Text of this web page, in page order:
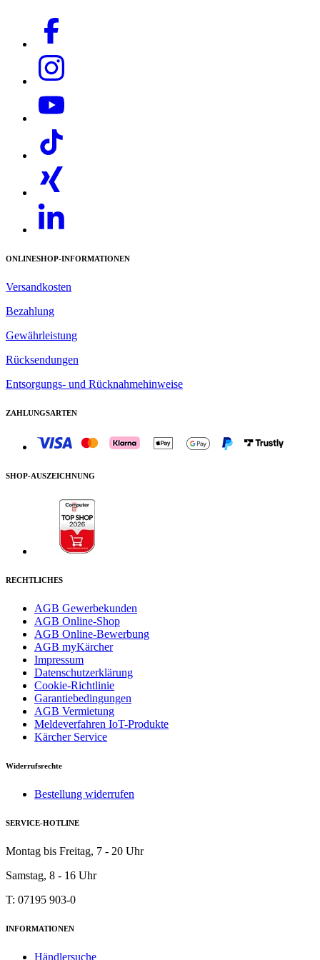
Download PDF
ONLINESHOP-INFORMATIONEN
Versandkosten
Bezahlung
Gewährleistung
Rücksendungen
Entsorgungs- und Rücknahmehinweise
ZAHLUNGSARTEN
SHOP-AUSZEICHNUNG
RECHTLICHES
AGB Gewerbekunden
AGB Online-Shop
AGB Online-Bewerbung
AGB myKärcher
Impressum
Datenschutzerklärung
Cookie-Richtlinie
Garantiebedingungen
AGB Vermietung
Meldeverfahren IoT-Produkte
Kärcher Service
Widerrufsrechte
Bestellung widerrufen
SERVICE-HOTLINE
Montag bis Freitag, 7 - 20 Uhr
Samstag, 8 - 16 Uhr
T: 07195 903-0
INFORMATIONEN
Händlersuche